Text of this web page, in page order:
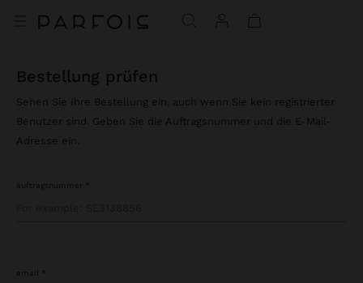
bestellung prüfen
Sehen Sie Ihre Bestellung ein, auch wenn Sie kein registrierter
Benutzer sind. Geben Sie die Auftragsnummer und die E-Mail-
Adresse ein.
auftragsnummer
email